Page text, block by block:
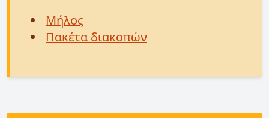
Μήλος
Πακέτα διακοπών